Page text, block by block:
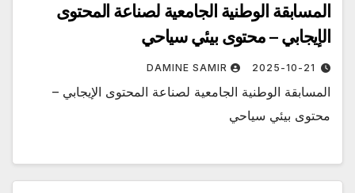
المسابقة الوطنية الجامعية لصناعة المحتوى
الإيجابي – محتوى بيئي سياحي
2025-10-21
DAMINE SAMIR
المسابقة الوطنية الجامعية لصناعة المحتوى الإيجابي –
محتوى بيئي سياحي